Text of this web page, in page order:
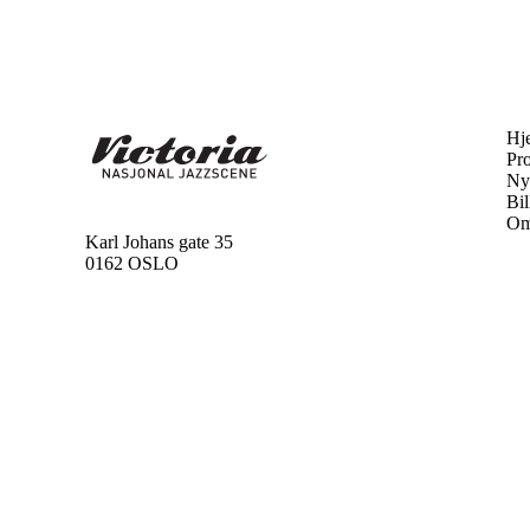
Karl Johans gate 35
0162 OSLO